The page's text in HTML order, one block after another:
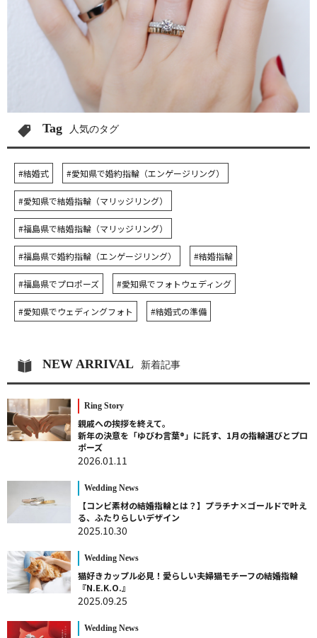
Tag 人気のタグ
#結婚式 #愛知県で婚約指輪（エンゲージリング）
#愛知県で結婚指輪（マリッジリング）
#福島県で結婚指輪（マリッジリング）
#福島県で婚約指輪（エンゲージリング） #結婚指輪
#福島県でプロポーズ #愛知県でフォトウェディング
#愛知県でウェディングフォト #結婚式の準備
NEW ARRIVAL 新着記事
Ring Story
親戚への挨拶を終えて。
新年の決意を「ゆびわ言葉®」に託す、1月の指輪選びとプロ
ポーズ
2026.01.11
Wedding News
【コンビ素材の結婚指輪とは？】プラチナ×ゴールドで叶え
る、ふたりらしいデザイン
2025.10.30
Wedding News
猫好きカップル必見！愛らしい夫婦猫モチーフの結婚指輪
『N.E.K.O.』
2025.09.25
Wedding News